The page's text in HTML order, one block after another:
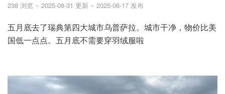
238 浏览 2025-08-31 更新 2025-06-17 发布
五月底去了瑞典第四大城市乌普萨拉。城市干净，物价比美
国低一点点。五月底不需要穿羽绒服啦